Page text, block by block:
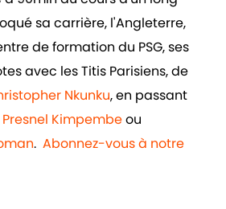
sa carrière, l'Angleterre,
de formation du PSG, ses
avec les Titis Parisiens, de
Nkunku, en passant
Presnel Kimpembeou
. Abonnez-vous à notre